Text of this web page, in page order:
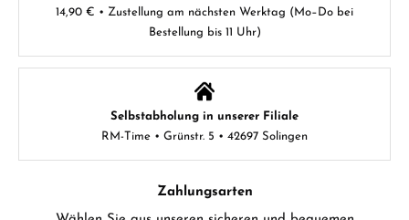
14,90 € • Zustellung am nächsten Werktag (Mo–Do bei
Bestellung bis 11 Uhr)
Selbstabholung in unserer Filiale
RM-Time • Grünstr. 5 • 42697 Solingen
Zahlungsarten